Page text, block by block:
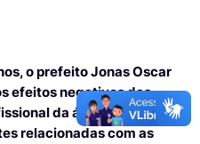
o prefeito Jonas Oscar
efeitos negativos das
da área da saúde,
relacionadas com as